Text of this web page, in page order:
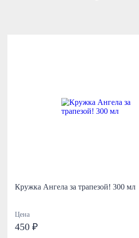
Кружка Ангела за трапезой! 300 мл
Цена
450 ₽